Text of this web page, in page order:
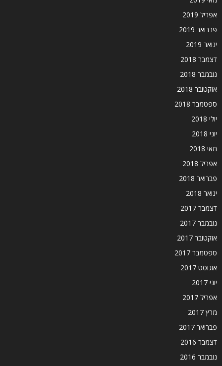
אפריל 2019
פברואר 2019
ינואר 2019
דצמבר 2018
נובמבר 2018
אוקטובר 2018
ספטמבר 2018
יולי 2018
יוני 2018
מאי 2018
אפריל 2018
פברואר 2018
ינואר 2018
דצמבר 2017
נובמבר 2017
אוקטובר 2017
ספטמבר 2017
אוגוסט 2017
יוני 2017
אפריל 2017
מרץ 2017
פברואר 2017
דצמבר 2016
נובמבר 2016